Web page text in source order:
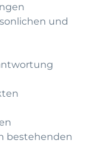
und
bestehenden